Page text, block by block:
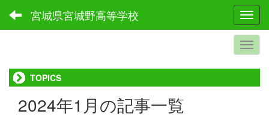
宮城県宮城野高等学校
TOPICS
2024年1月の記事一覧